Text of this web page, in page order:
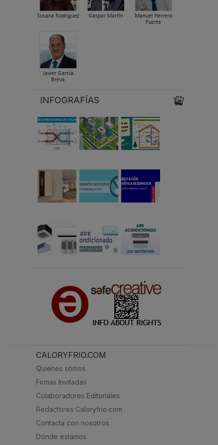
Susana Rodriguez Gaspar Martín
Manuel Herrero
Fuerte
Javier García
Breva
INFOGRAFÍAS
CALORYFRIO.COM
Quienes somos
Firmas Invitadas
Colaboradores Editoriales
Redactores Caloryfrio.com
Contacta con nosotros
Dónde estamos